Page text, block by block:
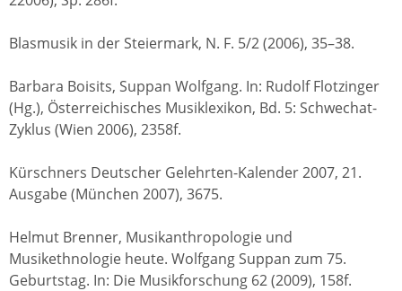
Blasmusik in der Steiermark, N. F. 5/2 (2006), 35–38.
Barbara Boisits, Suppan Wolfgang. In: Rudolf Flotzinger
(Hg.), Österreichisches Musiklexikon, Bd. 5: Schwechat-
Zyklus (Wien 2006), 2358f.
Kürschners Deutscher Gelehrten-Kalender 2007, 21.
Ausgabe (München 2007), 3675.
Helmut Brenner, Musikanthropologie und
Musikethnologie heute. Wolfgang Suppan zum 75.
Geburtstag. In: Die Musikforschung 62 (2009), 158f.